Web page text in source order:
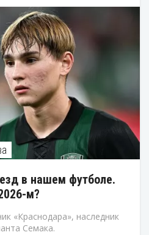
в нашем футболе.
м?
«Краснодара», наследник
Семака.